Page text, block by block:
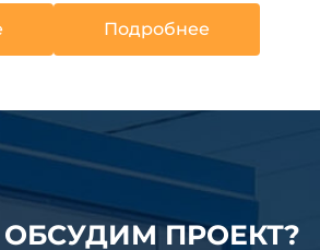
Подробнее
ПРОЕКТ?